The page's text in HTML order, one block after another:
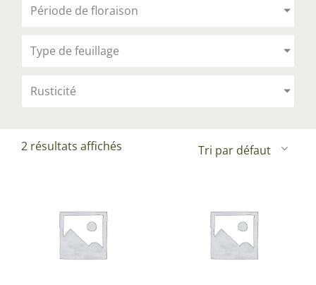
Période de floraison
Type de feuillage
Rusticité
2 résultats affichés